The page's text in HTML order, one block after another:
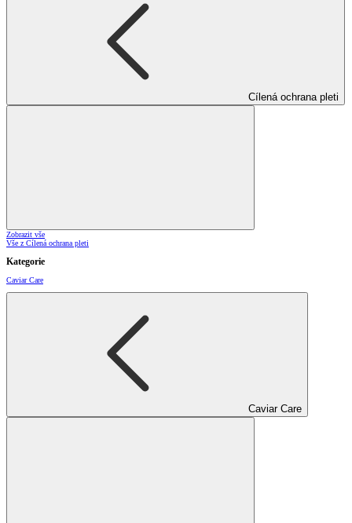
Cílená ochrana pleti
Zobrazit vše
Vše z Cílená ochrana pleti
Kategorie
Caviar Care
Caviar Care